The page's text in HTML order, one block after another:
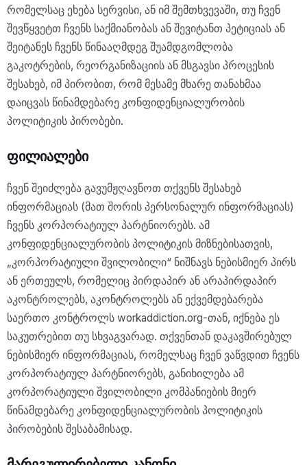
რომელსაც ეხება სერვისი, ან იმ შემთხვევაში, თუ ჩვენ
შევწყვეტთ ჩვენს საქმიანობას ან შევიტანთ პეტიციას ან
შეიტანეს ჩვენს წინააღმდეგ შუამდგომლობა
გაკოტრების, რეორგანიზაციის ან მსგავსი პროცესის
შესახებ, იმ პირობით, რომ მესამე მხარე თანახმაა
დაიცვას წინამდებარე კონფიდენციალურობის
პოლიტიკის პირობები.
ფილიალები
ჩვენ შეიძლება გავუმჟღავნოთ თქვენს შესახებ
ინფორმაციას (მათ შორის პერსონალურ ინფორმაციას)
ჩვენს კორპორატიულ პარტნიორებს. ამ
კონფიდენციალურობის პოლიტიკის მიზნებისათვის,
„კორპორატიული შვილობილი“ ნიშნავს ნებისმიერ პირს
ან ერთეულს, რომელიც პირდაპირ ან არაპირდაპირ
აკონტროლებს, აკონტროლებს ან ექვემდებარება
საერთო კონტროლს workaddiction.org-თან, იქნება ეს
საკუთრებით თუ სხვაგვარად. თქვენთან დაკავშირებულ
ნებისმიერ ინფორმაციას, რომელსაც ჩვენ ვაწვდით ჩვენს
კორპორატიულ პარტნიორებს, განიხილება ამ
კორპორატიული შვილობილი კომპანიების მიერ
წინამდებარე კონფიდენციალურობის პოლიტიკის
პირობების შესაბამისად.